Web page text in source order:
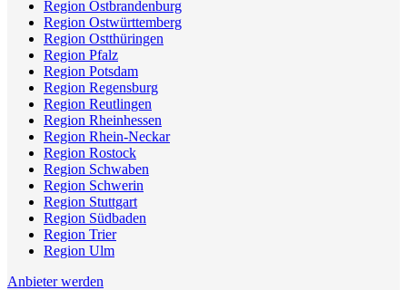
Region Ostbrandenburg
Region Ostwürttemberg
Region Ostthüringen
Region Pfalz
Region Potsdam
Region Regensburg
Region Reutlingen
Region Rheinhessen
Region Rhein-Neckar
Region Rostock
Region Schwaben
Region Schwerin
Region Stuttgart
Region Südbaden
Region Trier
Region Ulm
Anbieter werden